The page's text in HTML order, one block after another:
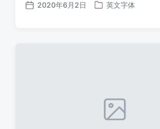
发
2020年6月2日
发
英文字体